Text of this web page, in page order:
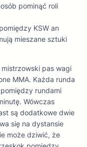
pominąć roli
KSW an
mieszane sztuki
mistrzowski pas wagi
MMA. Każda runda
rundami
Wówczas
są dodatkowe dwie
się na dystansie
może dziwić, że